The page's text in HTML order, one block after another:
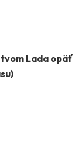
Lada opäť